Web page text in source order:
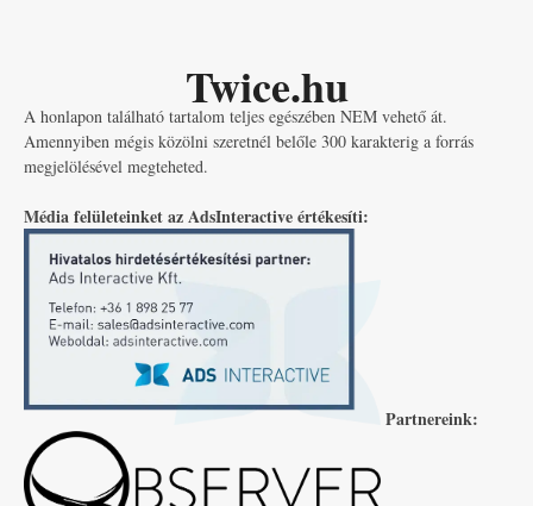
Twice.hu
A honlapon található tartalom teljes egészében NEM vehető át.
Amennyiben mégis közölni szeretnél belőle 300 karakterig a forrás
megjelölésével megteheted.
Média felületeinket az AdsInteractive értékesíti:
Partnereink: